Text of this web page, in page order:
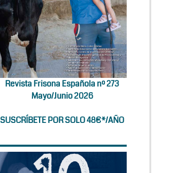
Revista Frisona Española nº 273
Mayo/Junio 2026
SUSCRÍBETE POR SOLO 48€*/AÑO